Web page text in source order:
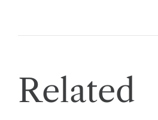
Related